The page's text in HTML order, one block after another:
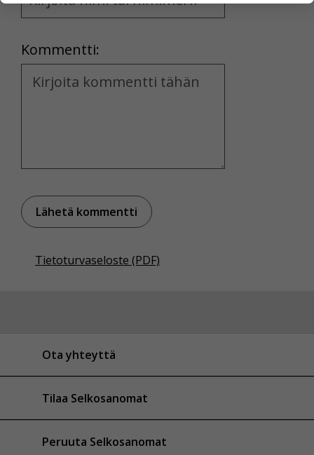
and
Kommentti:
Kommentti
Tietoturvaseloste (PDF)
Ota yhteyttä
Tilaa Selkosanomat
Peruuta Selkosanomat
yksittäiseen käyttäjään.